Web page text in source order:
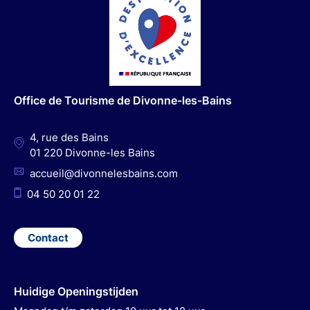
o
k
s
t
a
g
r
a
u
u
b
e
I
n
Office de Tourisme de Divonne-les-Bains
4, rue des Bains
01 220 Divonne-les Bains
accueil@divonnelesbains.com
04 50 20 01 22
Contact
Huidige Openingstijden